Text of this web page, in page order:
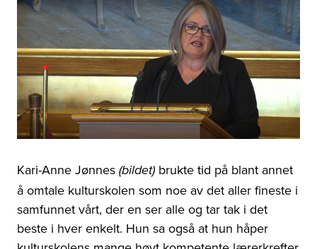
Kari-Anne Jønnes (bildet) brukte tid på blant annet
å omtale kulturskolen som noe av det aller fineste i
samfunnet vårt, der en ser alle og tar tak i det
beste i hver enkelt. Hun sa også at hun håper